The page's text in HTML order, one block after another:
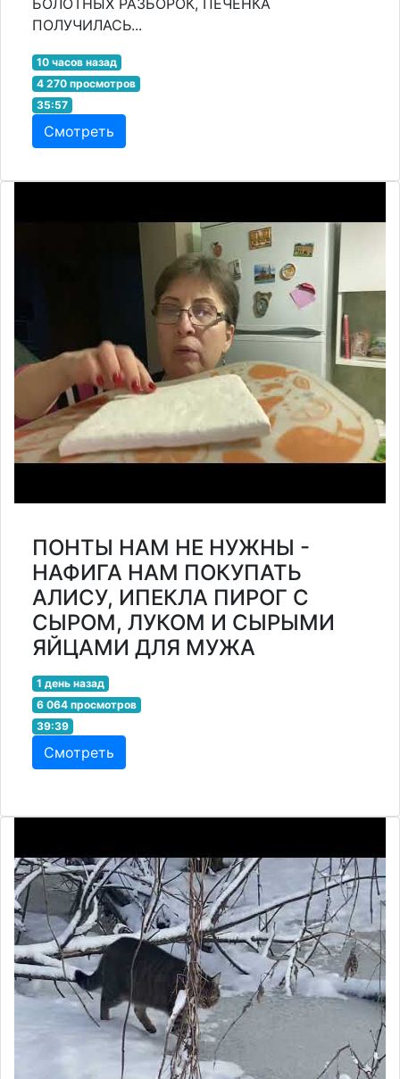
ПОЛУЧИЛАСЬ...
10 часов назад
4 270 просмотров
35:57
Смотреть
ПОНТЫ НАМ НЕ НУЖНЫ -
НАФИГА НАМ ПОКУПАТЬ
АЛИСУ, ИПЕКЛА ПИРОГ С
СЫРОМ, ЛУКОМ И СЫРЫМИ
ЯЙЦАМИ ДЛЯ МУЖА
1 день назад
6 064 просмотров
39:39
Смотреть